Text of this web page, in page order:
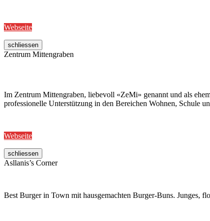
Webseite
schliessen
Zentrum Mittengraben
Im Zentrum Mittengraben, liebevoll «ZeMi» genannt und als
professionelle Unterstützung in den Bereichen Wohnen, Schule
Webseite
schliessen
Asllanis’s Corner
Best Burger in Town mit hausgemachten Burger-Buns. Junges,